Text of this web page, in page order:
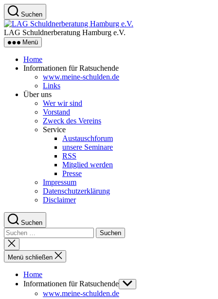
Zum
Inhalt
springen
Suchen
LAG Schuldnerberatung Hamburg e.V.
Menü
Home
Informationen für Ratsuchende
www.meine-schulden.de
Links
Über uns
Wer wir sind
Vorstand
Zweck des Vereins
Service
Austauschforum
unsere Seminare
RSS
Mitglied werden
Presse
Impressum
Datenschutzerklärung
Disclaimer
Suchen
Suchen
nach:
Suche
schließen
Menü schließen
Home
Informationen für Ratsuchende Untermenü
anzeigen
www.meine-schulden.de